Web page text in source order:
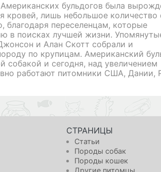
бульдогов была
кровей, лишь небольшое количество
благодаря переселенцам, которые
в поисках лучшей жизни.
и Алан Скотт собрали и
по крупицам. Американский
собакой и сегодня, над увеличением
работают питомники США, Дании,
СТРАНИЦЫ
Статьи
Породы собак
Породы кошек